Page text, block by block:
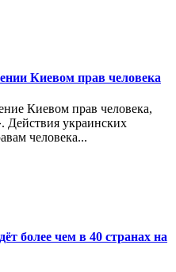
Киевом прав человека
Киевом прав человека,
украинских
человека...
более чем в 40 странах на